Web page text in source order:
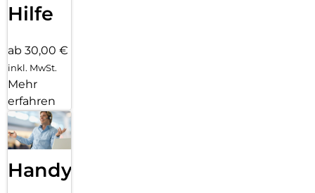
Hilfe
ab 30,00 €
inkl. MwSt.
Mehr
erfahren
Handy